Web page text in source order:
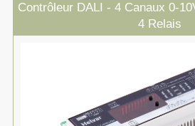
Contrôleur DALI - 4 Canaux 0-
4 Relais